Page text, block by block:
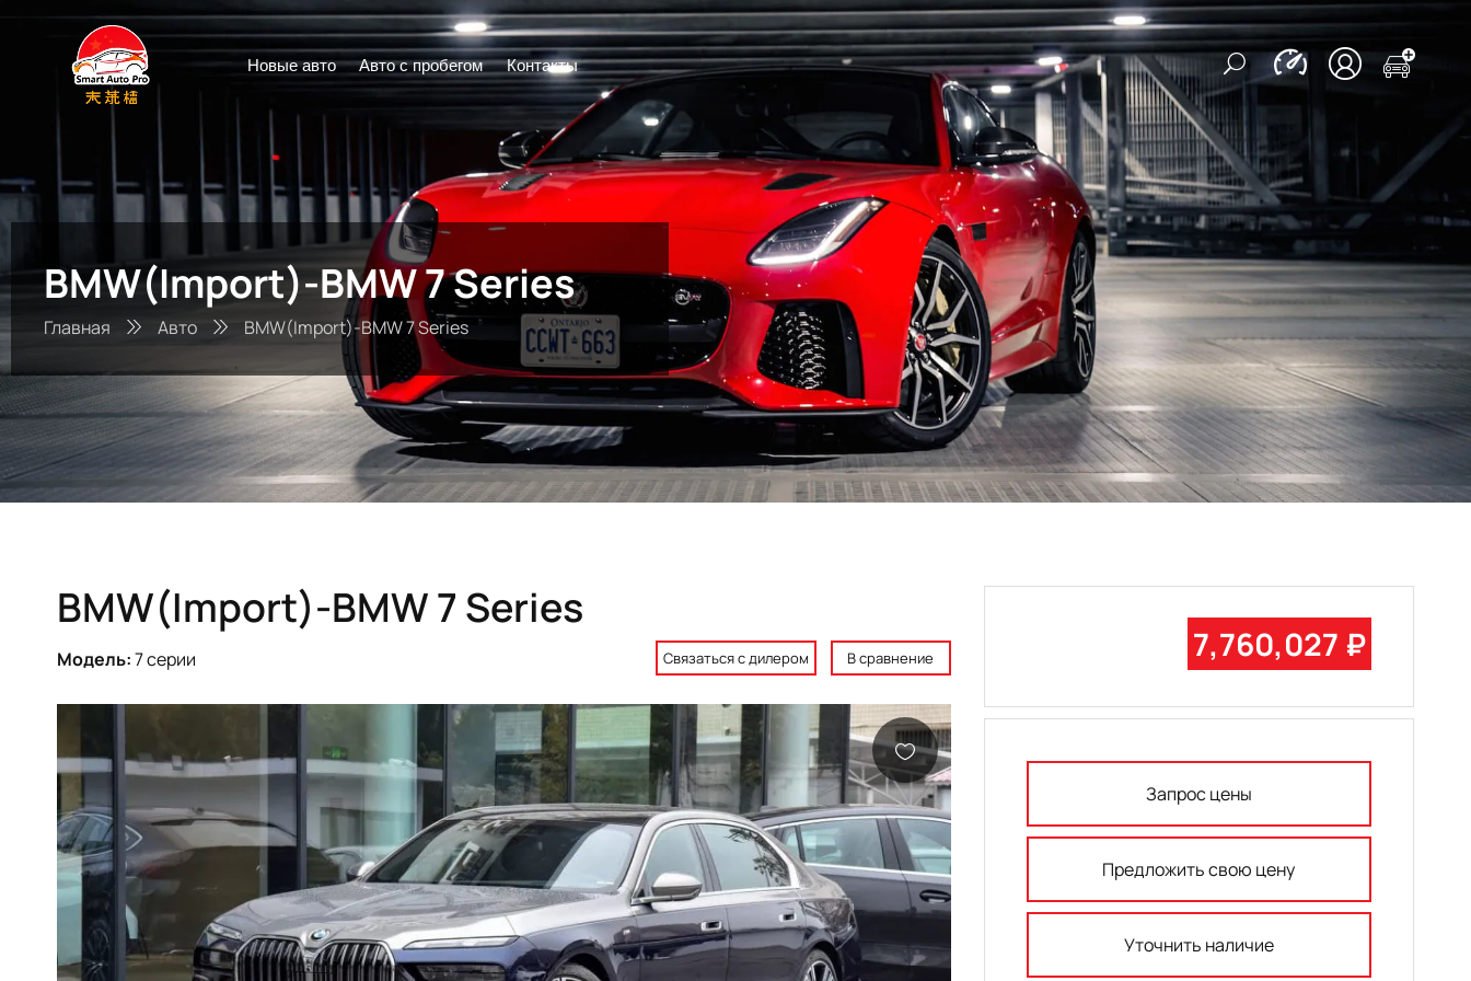
Новые авто Авто с пробегом Контакты
BMW(Import)-BMW 7 Series
Главная Авто BMW(Import)-BMW 7 Series
BMW(Import)-BMW 7 Series
Модель:7 серии Связаться с дилером В сравнение 7,760,027 ₽
Запрос цены
Предложить свою цену
Уточнить наличие